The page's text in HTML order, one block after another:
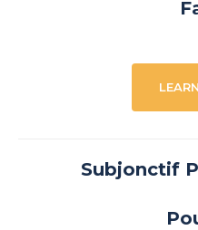
Subjonctif